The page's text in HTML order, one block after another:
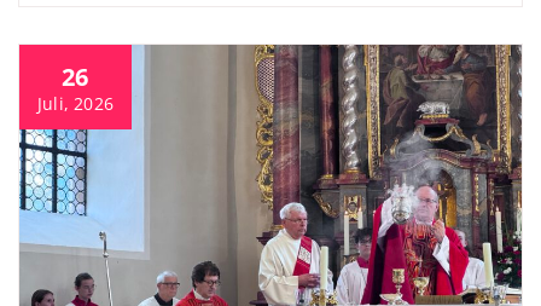
26
Juli, 2026